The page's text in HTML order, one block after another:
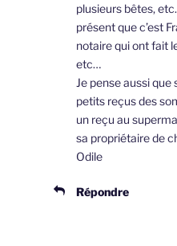
plusieurs bêtes,
présent que c’est
notaire qui ont fait
etc…
Je pense aussi
petits reçus des
un reçu au
sa propriétaire de
Odile
Répondre